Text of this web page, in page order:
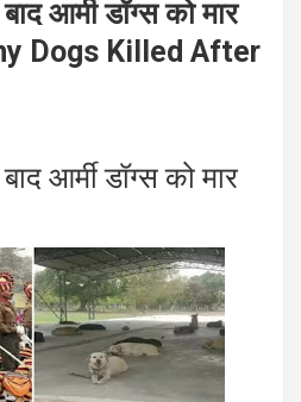
आर्मी डॉग्स को मार
Dogs Killed After
आर्मी डॉग्स को मार